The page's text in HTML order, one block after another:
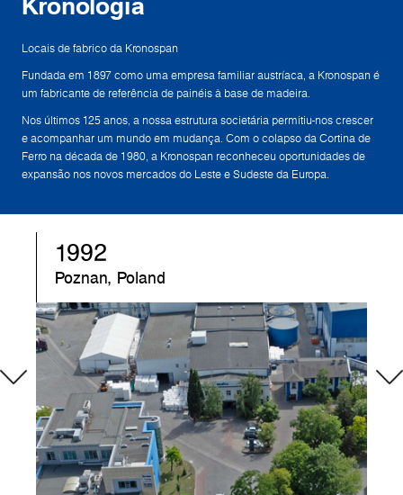
Locais de fabrico da Kronospan
Fundada em 1897 como uma empresa familiar austríaca, a Kronospan é
um fabricante de referência de painéis à base de madeira.
Nos últimos 125 anos, a nossa estrutura societária permitiu-nos crescer
e acompanhar um mundo em mudança. Com o colapso da Cortina de
Ferro na década de 1980, a Kronospan reconheceu oportunidades de
expansão nos novos mercados do Leste e Sudeste da Europa.
1992
Poznan, Poland